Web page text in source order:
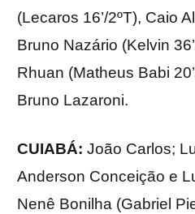
(Lecaros 16’/2ºT), Caio
Bruno Nazário (Kelvin
Rhuan (Matheus Babi
Bruno Lazaroni.
CUIABÁ: João Carlos;
Anderson Conceição e
Nenê Bonilha (Gabriel